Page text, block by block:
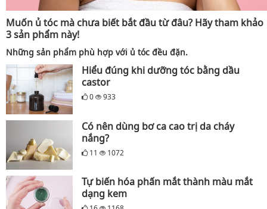
Muốn ủ tóc mà chưa biết bắt đầu từ đâu? Hãy tham khảo
3 sản phẩm này!
Những sản phẩm phù hợp với ủ tóc đều đặn.
Hiểu đúng khi dưỡng tóc bằng dầu
castor
0 933
Có nên dùng bơ ca cao trị da cháy
nắng?
11 1072
Tự biến hóa phấn mắt thành màu mắt
dạng kem